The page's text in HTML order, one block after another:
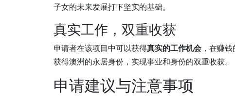
子女的未来发展打下坚实的基础。
真实工作，双重收获
申请者在该项目中可以获得真实的工作机会 ，在赚
获得澳洲的永居身份，实现事业和身份的双重收获。
申请建议与注意事项